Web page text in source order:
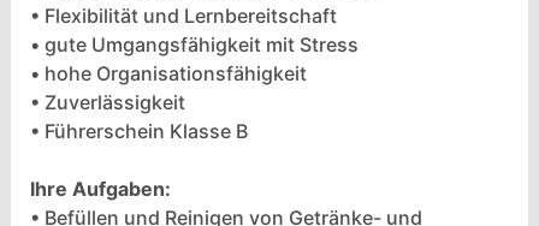
• Flexibilität und Lernbereitschaft
• gute Umgangsfähigkeit mit Stress
• hohe Organisationsfähigkeit
• Zuverlässigkeit
• Führerschein Klasse B
Ihre Aufgaben:
• Befüllen und Reinigen von Getränke- und